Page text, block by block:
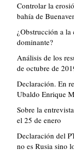
Controlar la
bahía de
¿Obstrucción a la
dominante?
Análisis de los
de octubre de
Declaración. En
Ubaldo Enrique
Sobre la
el 25 de enero
Declaración del
no es Rusia sino